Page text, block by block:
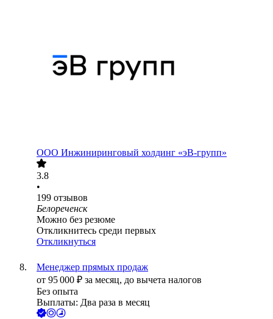
ООО Инжиниринговый холдинг «эВ-групп»
3.8
•
199 отзывов
Белореченск
Можно без резюме
Откликнитесь среди первых
Откликнуться
Менеджер прямых продаж
от 95 000 ₽ за месяц, до вычета налогов
Без опыта
Выплаты: Два раза в месяц